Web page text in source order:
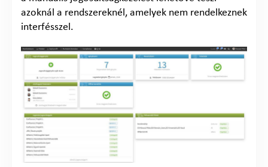
azoknál a rendszereknél, amelyek nem rendelkeznek
interfésszel.